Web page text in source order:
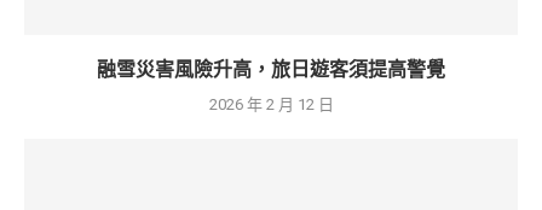
融雪災害風險升高，旅日遊客須提高警覺
2026 年 2 月 12 日